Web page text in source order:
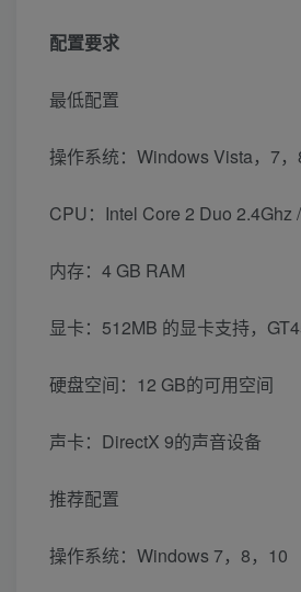
配置要求
最低配置
操作系统：Windows Vista，7，
CPU：Intel Core 2 Duo
内存：4 GB RAM
显卡：512MB 的显卡支持，
硬盘空间：12 GB的可用空间
声卡：DirectX 9的声音设备
推荐配置
操作系统：Windows 7，8，10